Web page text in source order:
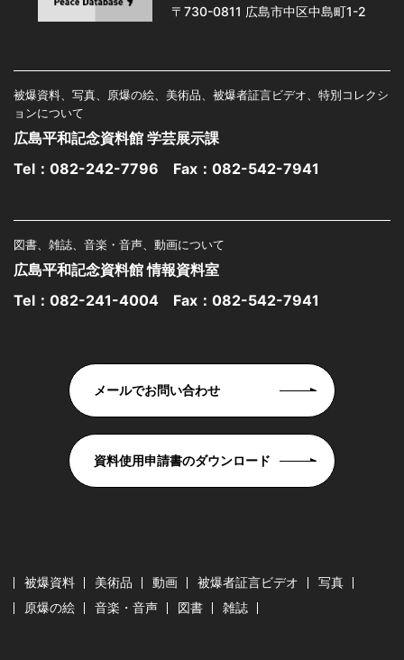
〒730-0811 広島市中区中島町1-2
被爆資料、写真、原爆の絵、美術品、被爆者証言ビデオ、特別コレクシ
ョンについて
広島平和記念資料館 学芸展示課
Tel： 082-242-7796 Fax：082-542-7941
図書、雑誌、音楽・音声、動画について
広島平和記念資料館 情報資料室
Tel： 082-241-4004 Fax：082-542-7941
メールでお問い合わせ
資料使用申請書のダウンロード
被爆資料 美術品 動画 被爆者証言ビデオ
写真
原爆の絵
音楽・音声 図書 雑誌